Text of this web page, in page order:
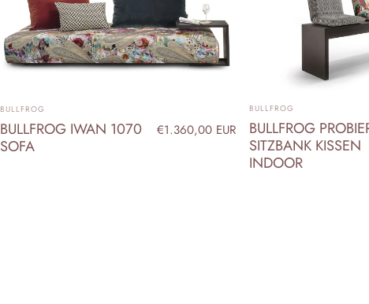
ANBIETER:
BULLFROG
BULLFROG IWAN 1070
SOFA
€1.360,00 EUR
ANBIETER:
BULLFROG
BULLFROG
SITZBANK KISSEN
INDOOR